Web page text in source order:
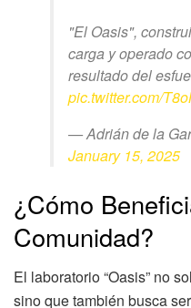
"El Oasis",
carga y operado
resultado del
pic.twitter.com/
— Adrián de la
January 15, 2025
¿Cómo
Comunidad?
El laboratorio “Oasis” no
sino que también busca